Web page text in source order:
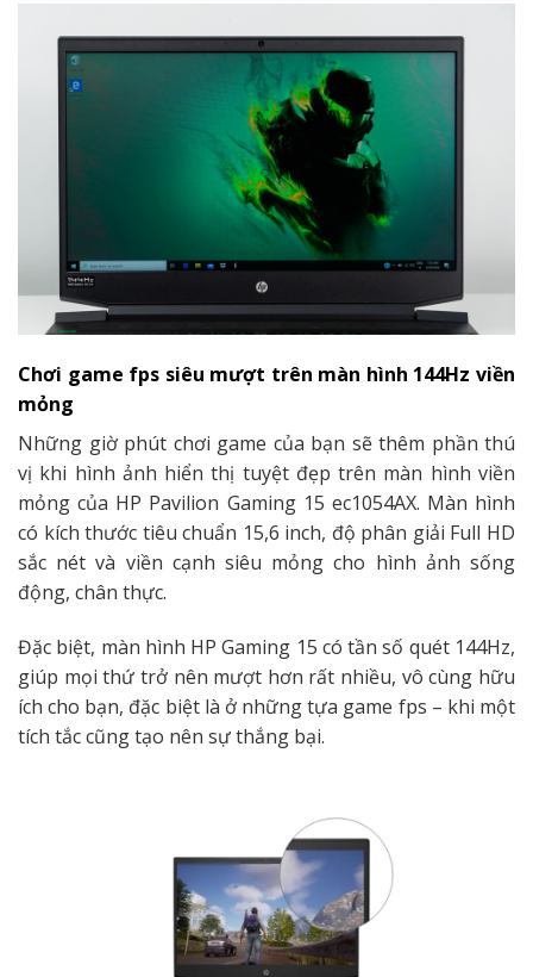
Chơi game fps siêu mượt trên màn hình 144Hz viền
mỏng
Những giờ phút chơi game của bạn sẽ thêm phần thú
vị khi hình ảnh hiển thị tuyệt đẹp trên màn hình viền
mỏng của HP Pavilion Gaming 15 ec1054AX. Màn hình
có kích thước tiêu chuẩn 15,6 inch, độ phân giải Full HD
sắc nét và viền cạnh siêu mỏng cho hình ảnh sống
động, chân thực.
Đặc biệt, màn hình HP Gaming 15 có tần số quét 144Hz,
giúp mọi thứ trở nên mượt hơn rất nhiều, vô cùng hữu
ích cho bạn, đặc biệt là ở những tựa game fps – khi một
tích tắc cũng tạo nên sự thắng bại.